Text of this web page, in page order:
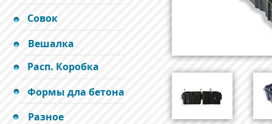
Совок
Вешалка
Расп. Коробка
Формы дла бетона
Разное